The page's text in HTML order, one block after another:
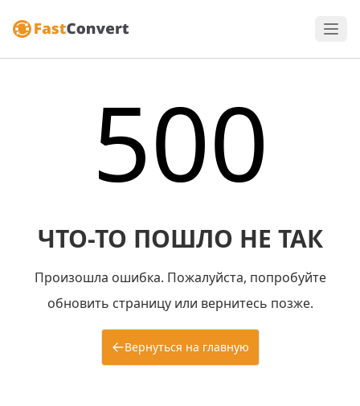
500
ЧТО-ТО ПОШЛО НЕ ТАК
Произошла ошибка. Пожалуйста, попробуйте
обновить страницу или вернитесь позже.
Вернуться на главную